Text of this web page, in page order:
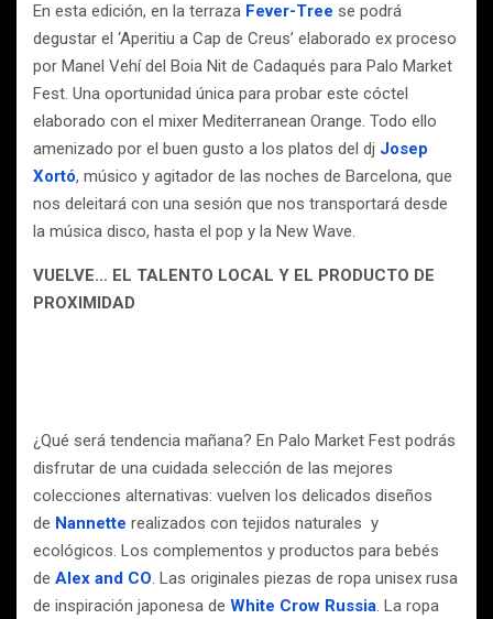
En esta edición, en la terraza Fever-Tree se podrá
degustar el ‘Aperitiu a Cap de Creus’ elaborado ex proceso
por Manel Vehí del Boia Nit de Cadaqués para Palo Market
Fest. Una oportunidad única para probar este cóctel
elaborado con el mixer Mediterranean Orange. Todo ello
amenizado por el buen gusto a los platos del dj Josep
Xortó, músico y agitador de las noches de Barcelona, que
nos deleitará con una sesión que nos transportará desde
la música disco, hasta el pop y la New Wave.
VUELVE… EL TALENTO LOCAL Y EL PRODUCTO DE
PROXIMIDAD
¿Qué será tendencia mañana? En Palo Market Fest podrás
disfrutar de una cuidada selección de las mejores
colecciones alternativas: vuelven los delicados diseños
de Nannette realizados con tejidos naturales y
ecológicos. Los complementos y productos para bebés
de Alex and CO. Las originales piezas de ropa unisex rusa
de inspiración japonesa de White Crow Russia. La ropa